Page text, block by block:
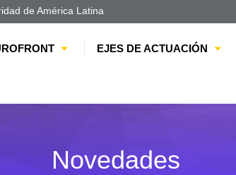
de América Latina
EJES DE ACTUACIÓN
Novedades